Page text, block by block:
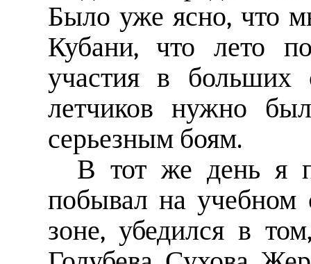
Было уже ясно, что
Кубани, что лето
участия в больших
летчиков нужно
серьезным боям.
В тот же день я
побывал на учебном
зоне, убедился в